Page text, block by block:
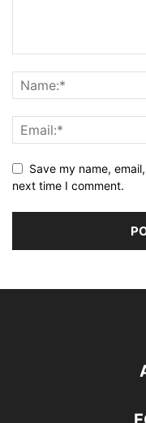
Save my name,
next time I comment.